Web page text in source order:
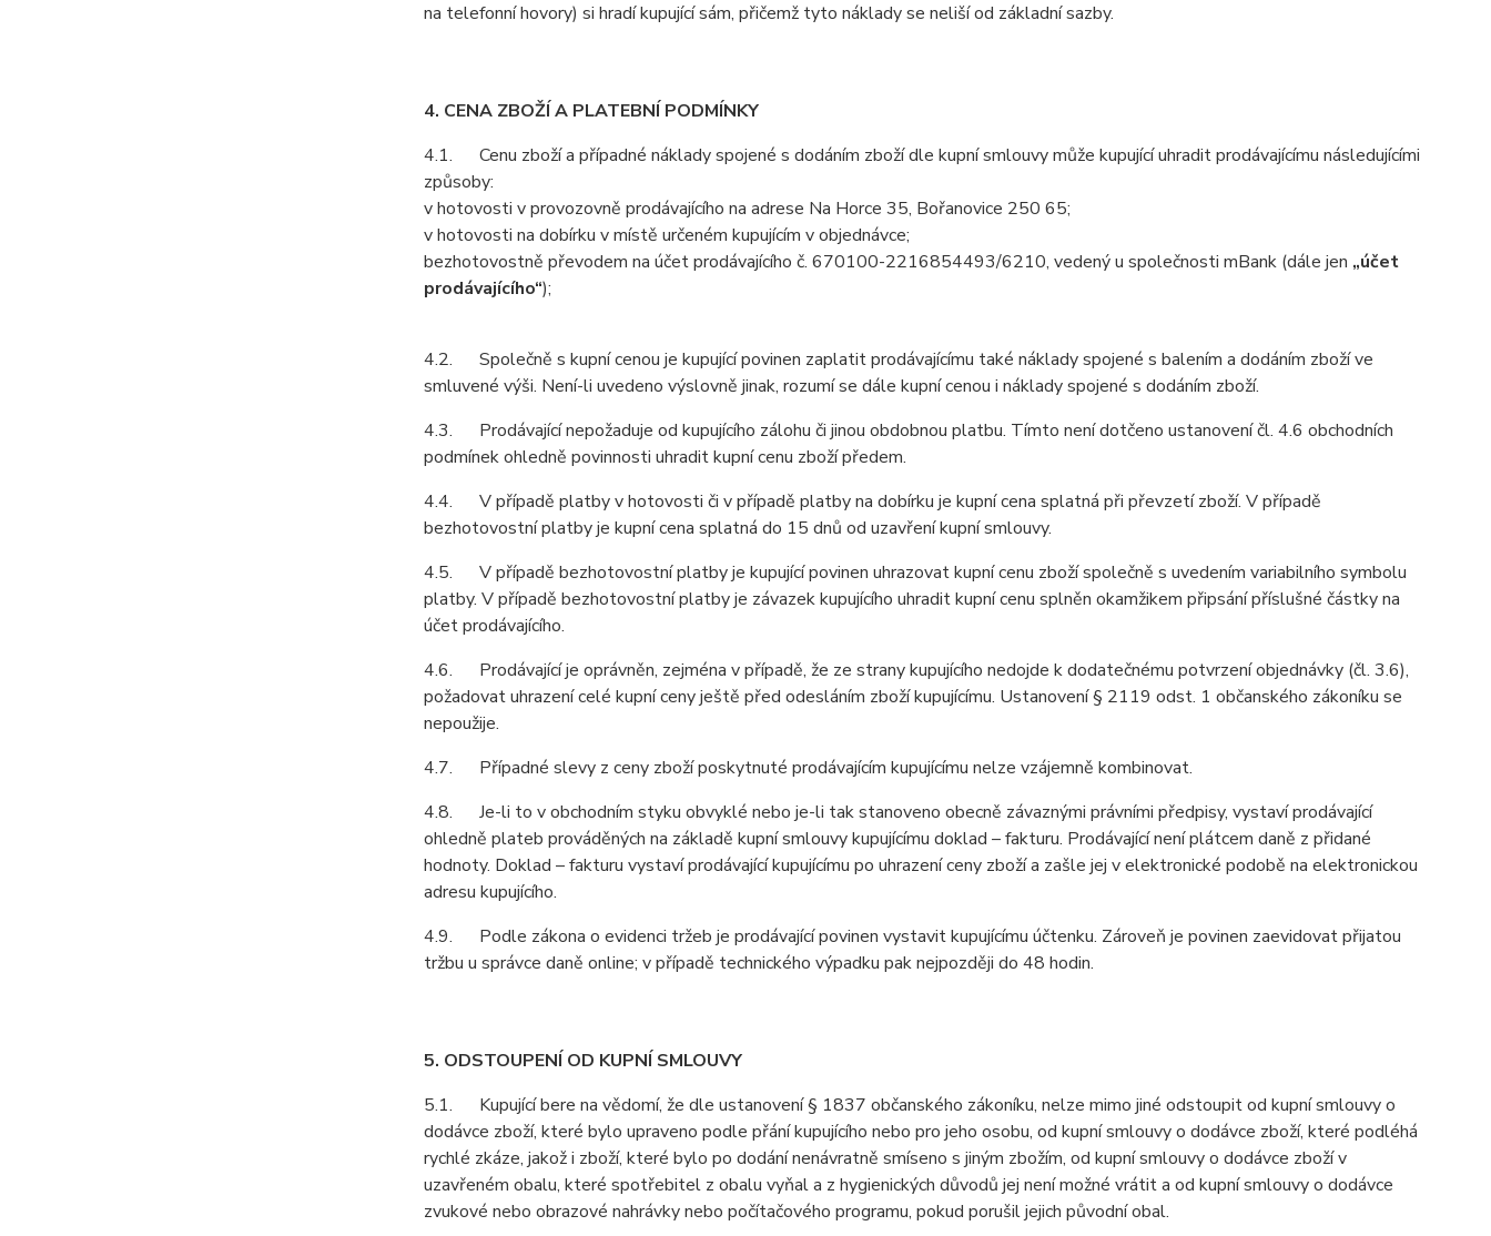
na telefonní hovory) si hradí kupující sám, přičemž tyto náklady se neliší od základní sazby.
4. CENA ZBOŽÍ A PLATEBNÍ PODMÍNKY
4.1. Cenu zboží a případné náklady spojené s dodáním zboží dle kupní smlouvy může kupující uhradit prodávajícímu následujícími
způsoby:
v hotovosti v provozovně prodávajícího na adrese Na Horce 35, Bořanovice 250 65;
v hotovosti na dobírku v místě určeném kupujícím v objednávce;
bezhotovostně převodem na účet prodávajícího č. 670100-2216854493/6210, vedený u společnosti mBank (dále jen „účet
prodávajícího“);
4.2. Společně s kupní cenou je kupující povinen zaplatit prodávajícímu také náklady spojené s balením a dodáním zboží ve
smluvené výši. Není-li uvedeno výslovně jinak, rozumí se dále kupní cenou i náklady spojené s dodáním zboží.
4.3. Prodávající nepožaduje od kupujícího zálohu či jinou obdobnou platbu. Tímto není dotčeno ustanovení čl. 4.6 obchodních
podmínek ohledně povinnosti uhradit kupní cenu zboží předem.
4.4. V případě platby v hotovosti či v případě platby na dobírku je kupní cena splatná při převzetí zboží. V případě
bezhotovostní platby je kupní cena splatná do 15 dnů od uzavření kupní smlouvy.
4.5. V případě bezhotovostní platby je kupující povinen uhrazovat kupní cenu zboží společně s uvedením variabilního symbolu
platby. V případě bezhotovostní platby je závazek kupujícího uhradit kupní cenu splněn okamžikem připsání příslušné částky na
účet prodávajícího.
4.6. Prodávající je oprávněn, zejména v případě, že ze strany kupujícího nedojde k dodatečnému potvrzení objednávky (čl. 3.6),
požadovat uhrazení celé kupní ceny ještě před odesláním zboží kupujícímu. Ustanovení § 2119 odst. 1 občanského zákoníku se
nepoužije.
4.7. Případné slevy z ceny zboží poskytnuté prodávajícím kupujícímu nelze vzájemně kombinovat.
4.8. Je-li to v obchodním styku obvyklé nebo je-li tak stanoveno obecně závaznými právními předpisy, vystaví prodávající
ohledně plateb prováděných na základě kupní smlouvy kupujícímu doklad – fakturu. Prodávající není plátcem daně z přidané
hodnoty. Doklad – fakturu vystaví prodávající kupujícímu po uhrazení ceny zboží a zašle jej v elektronické podobě na elektronickou
adresu kupujícího.
4.9. Podle zákona o evidenci tržeb je prodávající povinen vystavit kupujícímu účtenku. Zároveň je povinen zaevidovat přijatou
tržbu u správce daně online; v případě technického výpadku pak nejpozději do 48 hodin.
5. ODSTOUPENÍ OD KUPNÍ SMLOUVY
5.1. Kupující bere na vědomí, že dle ustanovení § 1837 občanského zákoníku, nelze mimo jiné odstoupit od kupní smlouvy o
dodávce zboží, které bylo upraveno podle přání kupujícího nebo pro jeho osobu, od kupní smlouvy o dodávce zboží, které podléhá
rychlé zkáze, jakož i zboží, které bylo po dodání nenávratně smíseno s jiným zbožím, od kupní smlouvy o dodávce zboží v
uzavřeném obalu, které spotřebitel z obalu vyňal a z hygienických důvodů jej není možné vrátit a od kupní smlouvy o dodávce
zvukové nebo obrazové nahrávky nebo počítačového programu, pokud porušil jejich původní obal.